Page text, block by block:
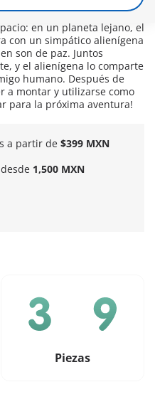
de la caja, móntalos y
con un simpático alienígena
son de paz. Juntos
y el alienígena lo comparte
Después de
a montar y utilizarse como
para la próxima aventura!
a partir de $399 MXN
1,500 MXN
Piezas